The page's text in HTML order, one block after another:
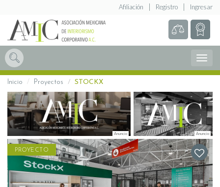
Ingresar
Registro
Afiliación
Menú
Inicio Proyectos STOCKX
PROYECTO